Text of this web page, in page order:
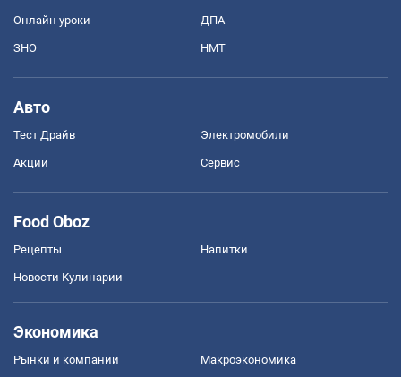
Онлайн уроки ДПА
ЗНО НМТ
Авто
Тест Драйв Электромобили
Акции Сервис
Food Oboz
Рецепты Напитки
Новости Кулинарии
Экономика
Рынки и компании Mакроэкономика